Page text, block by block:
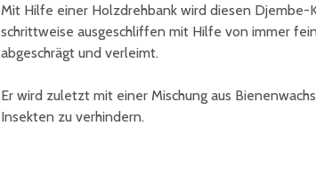
Mit Hilfe einer Holzdrehbank wird diesen Djembe-
schrittweise ausgeschliffen mit Hilfe von immer
abgeschrägt und verleimt.
Er wird zuletzt mit einer Mischung aus
Insekten zu verhindern.